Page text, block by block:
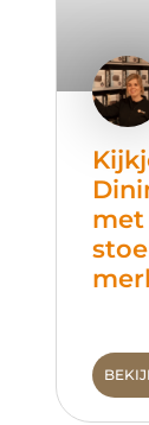
met